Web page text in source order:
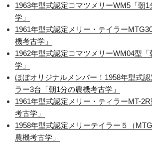
1963年型式認定コマツメリーWM5「朝
学」
1961年型式認定メリー・テイラー
機考古学」
1962年型式認定コマツメリーWM04型
学」
ほぼオリジナルメンバー！1958年型式
ラー3台「朝1分の農機考古学」
1961年型式認定メリー・ティラーMT-
考古学」
1958年型式認定メリーテイラー５（
農機考古学」